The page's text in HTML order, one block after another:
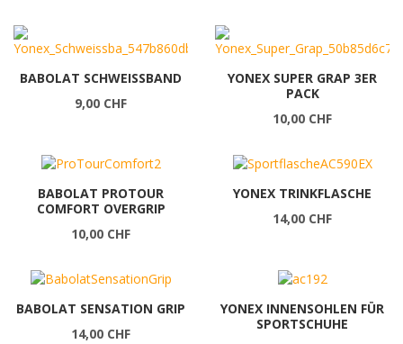
BABOLAT SCHWEISSBAND
9,00 CHF
YONEX SUPER GRAP 3ER
PACK
10,00 CHF
BABOLAT PROTOUR
COMFORT OVERGRIP
10,00 CHF
YONEX TRINKFLASCHE
14,00 CHF
BABOLAT SENSATION GRIP
14,00 CHF
YONEX INNENSOHLEN FÜR
SPORTSCHUHE